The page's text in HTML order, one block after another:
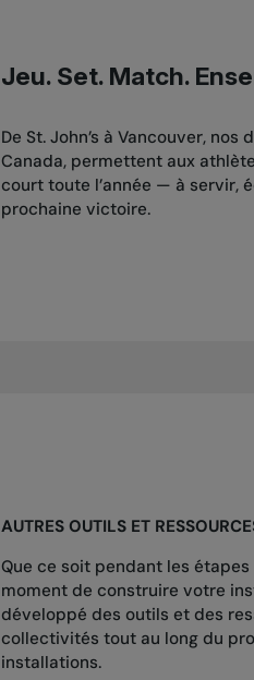
Jeu. Set. Match.
De St. John’s à Vancouver,
Canada, permettent aux
court toute l’année — à servir,
prochaine victoire.
AUTRES OUTILS ET
Que ce soit pendant les
moment de construire votre
développé des outils et des
collectivités tout au long du
installations.